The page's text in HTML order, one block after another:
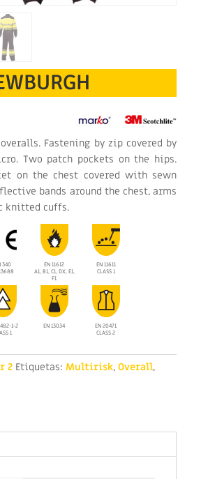
Fastening by zip covered by
Two patch pockets on the hips.
on the chest covered with sewn
bands around the chest, arms
knitted cuffs.
340
EN 11612
A1, B1, C1, DX, E1,
F1
EN 11611
CLASS 1
1-2
1
EN 13034
EN 20471
CLASS 2
2 Etiquetas: Multirisk, Overall,